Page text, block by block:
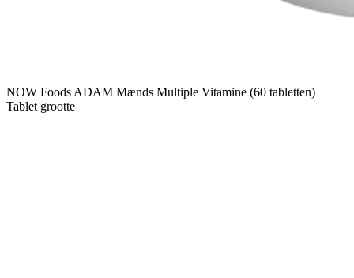
NOW Foods ADAM Mænds Multiple Vitamine (60 tabletten)
Tablet grootte